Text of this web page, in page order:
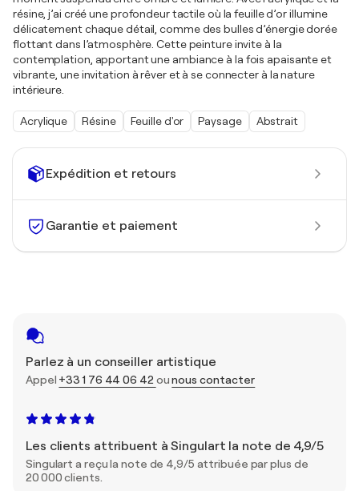
Expédition et retours
Garantie et paiement
Parlez à un conseiller artistique
Appel +33 1 76 44 06 42ounous contacter
Les clients attribuent à Singulart la note de 4,9/5
Singulart a reçu la note de 4,9/5 attribuée par plus de
20 000 clients.
résine, j’ai créé une profondeur tactile où la feuille d’or illumine
délicatement chaque détail, comme des bulles d’énergie dorée
flottant dans l’atmosphère. Cette peinture invite à la
contemplation, apportant une ambiance à la fois apaisante et
vibrante, une invitation à rêver et à se connecter à la nature
intérieure.
Acrylique Résine Feuille d'or Paysage Abstrait